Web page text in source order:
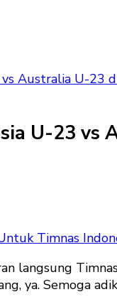
Australia U-23
U-23 vs
Timnas
langsung
ya. Semoga